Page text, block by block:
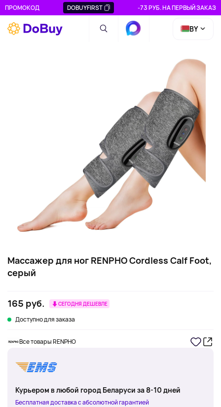
ПРОМОКОД DOBUYFIRST -73 РУБ. НА ПЕРВЫЙ ЗАКАЗ
BY
Массажер для ног RENPHO Cordless Calf Foot,
серый
165 руб. СЕГОДНЯ ДЕШЕВЛЕ
Доступно для заказа
Все товары RENPHO
Курьером в любой город Беларуси за 8-10 дней
Бесплатная доставка с абсолютной гарантией